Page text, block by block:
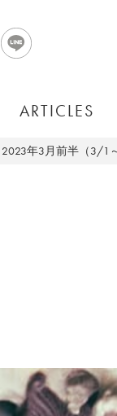
ARTICLES
2023年3月前半（3/1